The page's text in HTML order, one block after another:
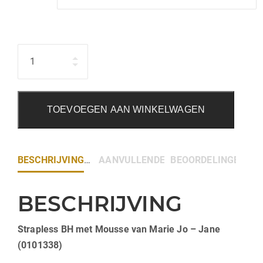
TOEVOEGEN AAN WINKELWAGEN
BESCHRIJVING AANVULLENDE INFORMATIE
BEOORDELINGEN (0)
BESCHRIJVING
Strapless BH met Mousse van Marie Jo – Jane
(0101338)